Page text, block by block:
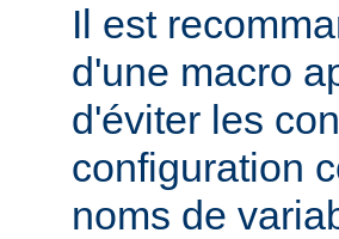
Il est
d'une macro
d'éviter les
configuration
noms de